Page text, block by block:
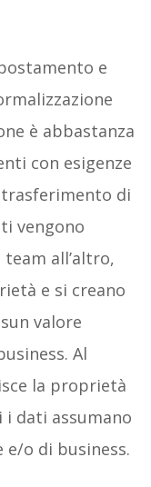
e
è abbastanza
con esigenze
di
vengono
all’altro,
e si creano
valore
Al
la proprietà
dati assumano
o di business.